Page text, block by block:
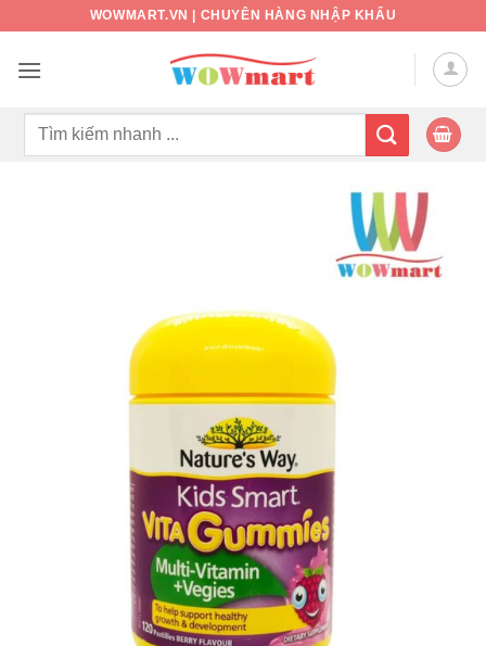
nội
WOWMART.VN | CHUYÊN HÀNG NHẬP KHẨU
Tìm